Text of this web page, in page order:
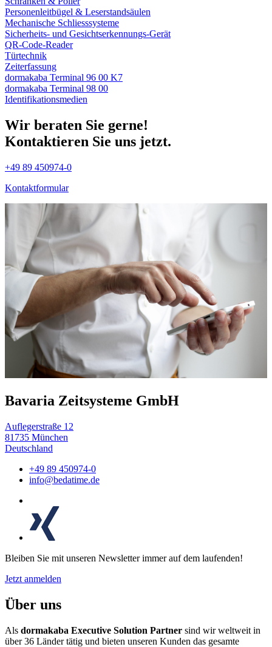
Personenleitbügel & Leserstandsäulen
Mechanische Schliess­systeme
Sicherheits- und Gesichtserkennungs-Gerät
QR-Code-Reader
Türtechnik
Zeiterfassung
dormakaba Terminal 96 00 K7
dormakaba Terminal 98 00
Identifikations­medien
Wir beraten Sie gerne!
Kontaktieren Sie uns jetzt.
+49 89 450974-0
Kontaktformular
Bavaria Zeitsysteme GmbH
Auflegerstraße 12
81735 München
Deutschland
+49 89 450974-0
info@bedatime.de
Bleiben Sie mit unseren Newsletter immer auf dem laufenden!
Jetzt anmelden
Über uns
Als dormakaba Executive Solution Partner sind wir weltweit in
über 36 Länder tätig und bieten unseren Kunden das gesamte